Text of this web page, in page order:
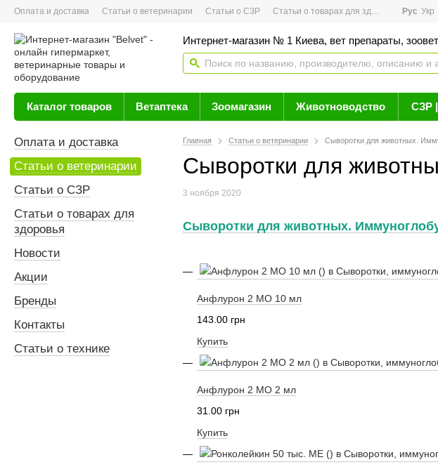
Оплата и доставка Статьи о ветеринарии Статьи о СЗР Статьи о товарах для здоровья Рус Укр
Интернет-магазин № 1 Киева, вет препараты,
Каталог товаров Ветаптека Зоомагазин Животноводство СЗР
Главная Статьи о ветеринарии Сыворотки для животных.
Сыворотки для
3 ноября 2020
Сыворотки для животных.
Анфлурон 2 МО 10 мл
143.00 грн
Купить
Анфлурон 2 МО 2 мл
31.00 грн
Купить
Оплата и доставка
Статьи о ветеринарии
Статьи о СЗР
Статьи о товарах для
здоровья
Новости
Акции
Бренды
Контакты
Статьи о технике